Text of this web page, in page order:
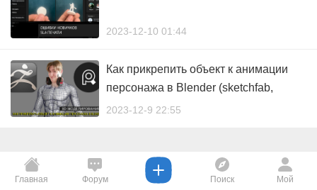
2023-12-10 01:44
Как прикрепить объект к анимации
персонажа в Blender (sketchfab,
AutoRig, перенос анимации)
2023-12-9 22:55
Главная Форум Поиск Мой